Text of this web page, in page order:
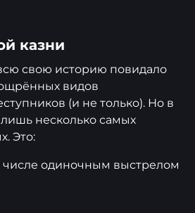
казни
свою историю повидало
видов
(и не только). Но в
лишь несколько самых
Это:
числе одиночным выстрелом